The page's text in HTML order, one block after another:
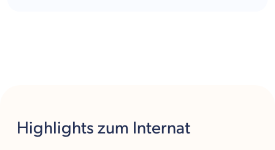
Highlights zum Internat